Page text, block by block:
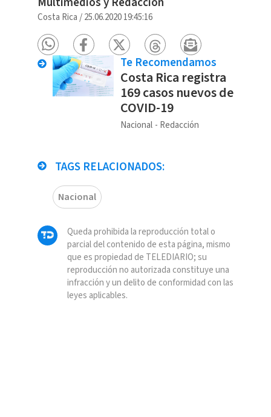
Costa Rica /25.06.2020 19:45:16
Te Recomendamos
Costa Rica registra
169 casos nuevos de
COVID-19
Nacional Redacción
TAGS RELACIONADOS:
Nacional
Queda prohibida la reproducción total o
parcial del contenido de esta página, mismo
que es propiedad de TELEDIARIO; su
reproducción no autorizada constituye una
infracción y un delito de conformidad con las
leyes aplicables.